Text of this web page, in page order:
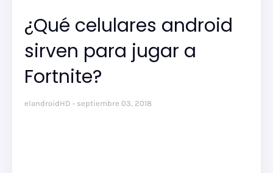
¿Qué celulares android
sirven para jugar a
Fortnite?
elandroidHD septiembre 03, 2018